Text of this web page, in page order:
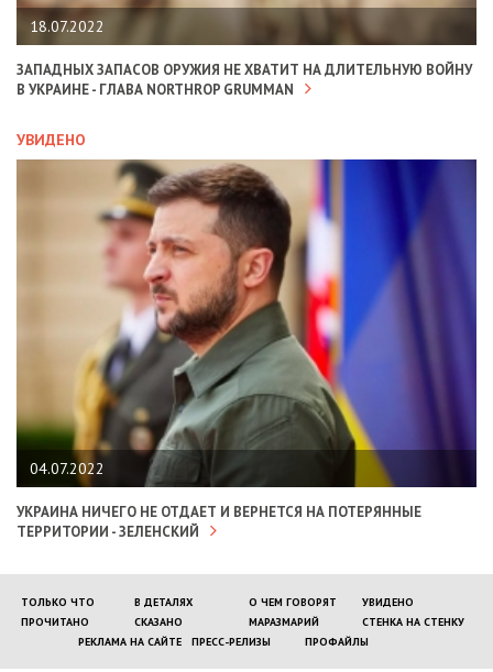
18.07.2022
ЗАПАДНЫХ ЗАПАСОВ ОРУЖИЯ НЕ ХВАТИТ НА ДЛИТЕЛЬНУЮ ВОЙНУ
В УКРАИНЕ - ГЛАВА NORTHROP GRUMMAN
УВИДЕНО
04.07.2022
УКРАИНА НИЧЕГО НЕ ОТДАЕТ И ВЕРНЕТСЯ НА ПОТЕРЯННЫЕ
ТЕРРИТОРИИ - ЗЕЛЕНСКИЙ
ТОЛЬКО ЧТО В ДЕТАЛЯХ О ЧЕМ ГОВОРЯТ
УВИДЕНО
ПРОЧИТАНО
СКАЗАНО МАРАЗМАРИЙ
СТЕНКА НА СТЕНКУ
РЕКЛАМА НА САЙТЕ
ПРЕСС-РЕЛИЗЫ ПРОФАЙЛЫ